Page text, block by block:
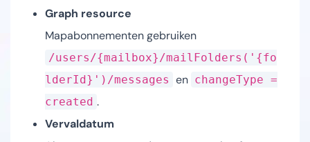
Graph resource
Mapabonnementen gebruiken
/users/{mailbox}/mailFolders('{fo
lderId}')/messages en changeType =
created .
Vervaldatum